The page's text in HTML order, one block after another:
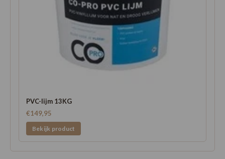
PVC-lijm 13KG
€149,95
Bekijk product